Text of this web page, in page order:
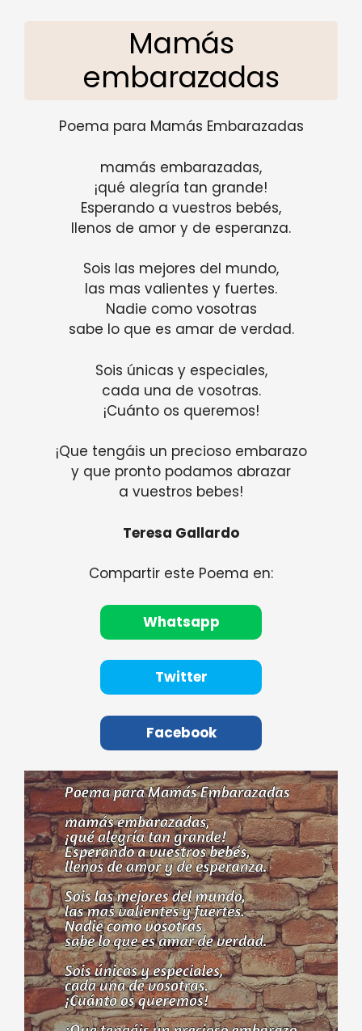
Mamás
embarazadas
Poema para Mamás Embarazadas
mamás embarazadas,
¡qué alegría tan grande!
Esperando a vuestros bebés,
llenos de amor y de esperanza.
Sois las mejores del mundo,
las mas valientes y fuertes.
Nadie como vosotras
sabe lo que es amar de verdad.
Sois únicas y especiales,
cada una de vosotras.
¡Cuánto os queremos!
¡Que tengáis un precioso embarazo
y que pronto podamos abrazar
a vuestros bebes!
Teresa Gallardo
Compartir este Poema en:
Whatsapp
Twitter
Facebook